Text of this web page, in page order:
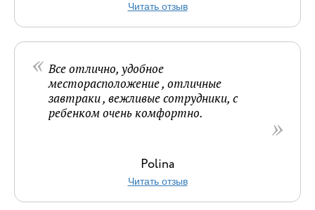
Читать отзыв
Все отлично, удобное
месторасположение , отличные
завтраки , вежливые сотрудники, с
ребенком очень комфортно.
Polina
Читать отзыв